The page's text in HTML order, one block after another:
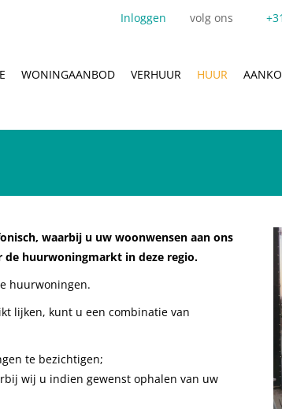
Inloggen volg ons
WONINGAANBOD VERHUUR HUUR
waarbij u uw woonwensen aan ons
huurwoningmarkt in deze regio.
huurwoningen.
lijken, kunt u een combinatie van
te bezichtigen;
wij u indien gewenst ophalen van uw